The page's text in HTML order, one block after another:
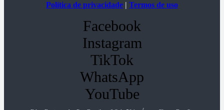
Política de privacidade | Termos de uso
Facebook
Instagram
TikTok
WhatsApp
YouTube